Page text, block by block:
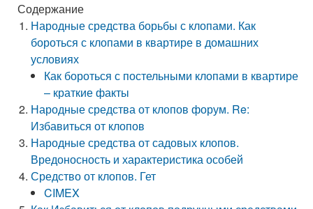
Содержание
Народные средства борьбы с клопами. Как
бороться с клопами в квартире в домашних
условиях
Как бороться с постельными клопами в квартире
– краткие факты
Народные средства от клопов форум. Re:
Избавиться от клопов
Народные средства от садовых клопов.
Вредоносность и характеристика особей
Средство от клопов. Гет
CIMEX